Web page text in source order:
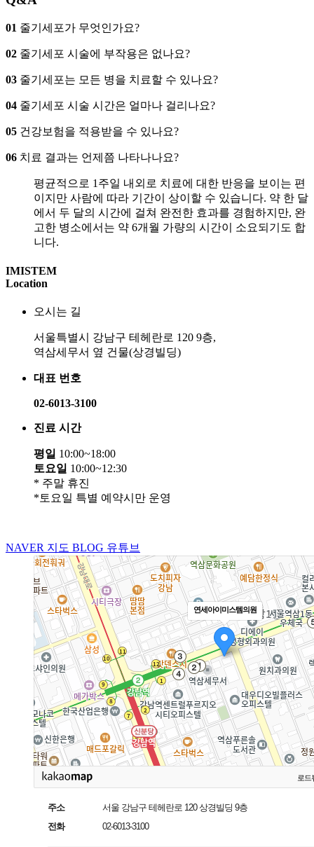
01 줄기세포가 무엇인가요?
02 줄기세포 시술에 부작용은 없나요?
03 줄기세포는 모든 병을 치료할 수 있나요?
04 줄기세포 시술 시간은 얼마나 걸리나요?
05 건강보험을 적용받을 수 있나요?
06 치료 결과는 언제쯤 나타나나요?
평균적으로 1주일 내외로 치료에 대한 반응을 보이는 편
이지만 사람에 따라 기간이 상이할 수 있습니다. 약 한 달
에서 두 달의 시간에 걸쳐 완전한 효과를 경험하지만, 완
고한 병소에서는 약 6개월 가량의 시간이 소요되기도 합
니다.
IMISTEM
Location
오시는 길
서울특별시 강남구 테헤란로 120 9층,
역삼세무서 옆 건물(상경빌딩)
대표 번호
02-6013-3100
진료 시간
평일 10:00~18:00
토요일 10:00~12:30
* 주말 휴진
*토요일 특별 예약시만 운영
NAVER 지도 BLOG 유튜브
연세아이미스템의원
로드
주소
서울 강남구 테헤란로 120 상경빌딩 9층
전화
02-6013-3100